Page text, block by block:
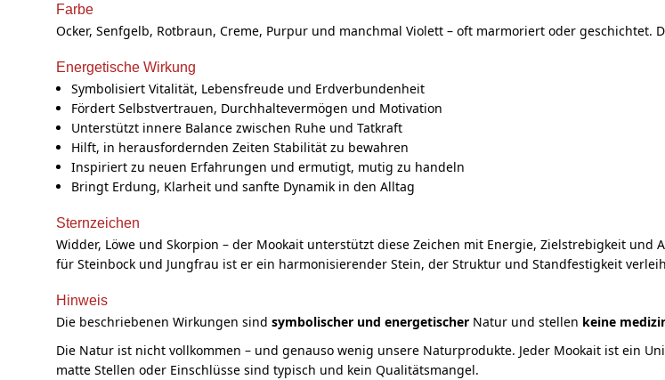
Farbe
Ocker, Senfgelb, Rotbraun, Creme, Purpur und manchmal Violett – oft marmoriert oder
Energetische Wirkung
Symbolisiert Vitalität, Lebensfreude und Erdverbundenheit
Fördert Selbstvertrauen, Durchhaltevermögen und Motivation
Unterstützt innere Balance zwischen Ruhe und Tatkraft
Hilft, in herausfordernden Zeiten Stabilität zu bewahren
Inspiriert zu neuen Erfahrungen und ermutigt, mutig zu handeln
Bringt Erdung, Klarheit und sanfte Dynamik in den Alltag
Sternzeichen
Widder, Löwe und Skorpion – der Mookait unterstützt diese Zeichen mit Energie, Zielstrebigkeit
für Steinbock und Jungfrau ist er ein harmonisierender Stein, der Struktur und Standfestigkeit
Hinweis
Die beschriebenen Wirkungen sind symbolischer und energetischer Natur und stellen keine
Die Natur ist nicht vollkommen – und genauso wenig unsere Naturprodukte. Jeder Mookait ist ein
matte Stellen oder Einschlüsse sind typisch und kein Qualitätsmangel.